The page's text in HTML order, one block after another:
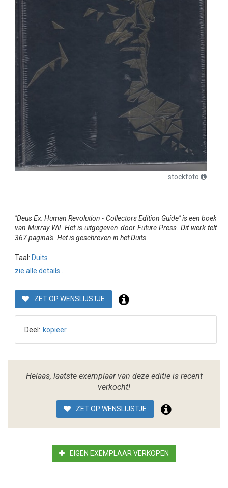
stockfoto
"Deus Ex: Human Revolution - Collectors Edition Guide" is een boek
van Murray Wil. Het is uitgegeven door Future Press. Dit werk telt
367 pagina's. Het is geschreven in het Duits.
Taal: Duits
zie alle details...
ZET OP WENSLIJSTJE
Deel: kopieer
Helaas, laatste exemplaar van deze editie is recent
verkocht!
ZET OP WENSLIJSTJE
EIGEN EXEMPLAAR VERKOPEN